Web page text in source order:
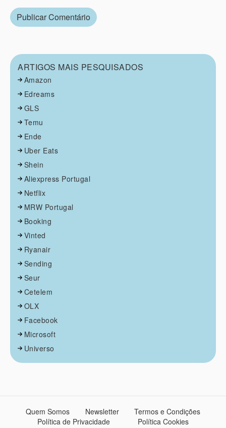
ARTIGOS MAIS PESQUISADOS
Amazon
Edreams
GLS
Temu
Ende
Uber Eats
Shein
Aliexpress Portugal
Netflix
MRW Portugal
Booking
Vinted
Ryanair
Sending
Seur
Cetelem
OLX
Facebook
Microsoft
Universo
Quem Somos Newsletter
Termos e Condições
Política de Privacidade
Política Cookies